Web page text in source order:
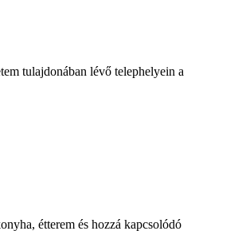
tulajdonában lévő telephelyein a
étterem és hozzá kapcsolódó